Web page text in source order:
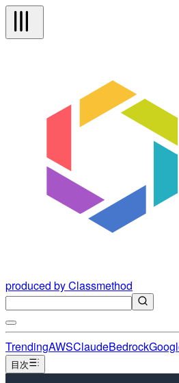
produced by Classmethod
TrendingAWSClaudeBedrock
目次